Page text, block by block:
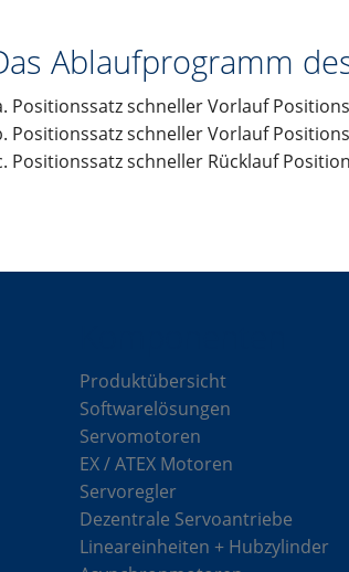
Ablaufprogramm
Positionssatz schneller Vorlauf
Positionssatz schneller Vorlauf
Positionssatz schneller Rücklauf
Produktübersicht
Softwarelösungen
Servomotoren
EX / ATEX Motoren
Servoregler
Dezentrale Servoantriebe
Lineareinheiten + Hubzylinder